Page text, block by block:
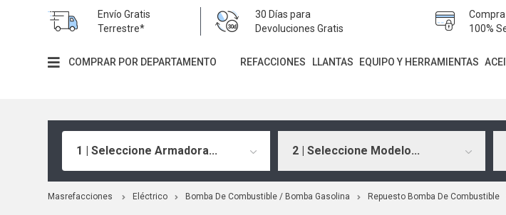
Envío Gratis
Terrestre*
30 Días para
Devoluciones Gratis
Compra
100%
COMPRAR POR DEPARTAMENTO REFACCIONES LLANTAS EQUIPO Y HERRAMIENTAS
1 | Seleccione Armadora... 2 | Seleccione Modelo...
Masrefacciones Eléctrico Bomba De Combustible / Bomba Gasolina Repuesto Bomba De Combustible